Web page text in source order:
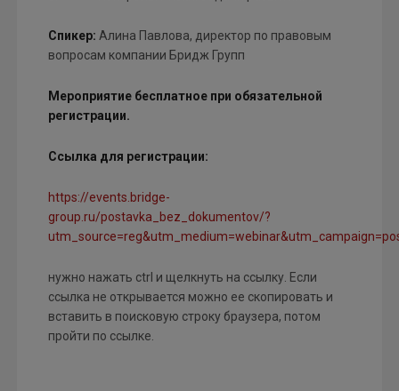
Спикер: Алина Павлова, директор по правовым
вопросам компании Бридж Групп
Мероприятие бесплатное при обязательной
регистрации.
Ссылка для регистрации:
https://events.bridge-
group.ru/postavka_bez_dokumentov/?
нужно нажать ctrl и щелкнуть на ссылку. Если
ссылка не открывается можно ее скопировать и
вставить в поисковую строку браузера, потом
пройти по ссылке.